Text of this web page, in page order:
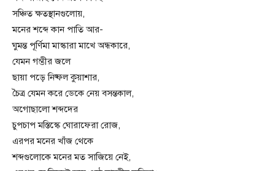
সঞ্চিত ক্ষতস্থানগুলোয়,
মনের শব্দে কান পাতি আর-
ঘুমন্ত পূর্ণিমা মাস্কারা মাখে অন্ধকারে,
যেমন গম্ভীর জলে
ছায়া পড়ে নিষ্ফল কুয়াশার,
চৈত্র যেমন করে ডেকে নেয় বসন্তকাল,
অগোছালো শব্দদের
চুপচাপ মস্তিস্কে ঘোরাফেরা রোজ,
এরপর মনের খাঁজ থেকে
শব্দগুলোকে মনের মত সাজিয়ে নেই,